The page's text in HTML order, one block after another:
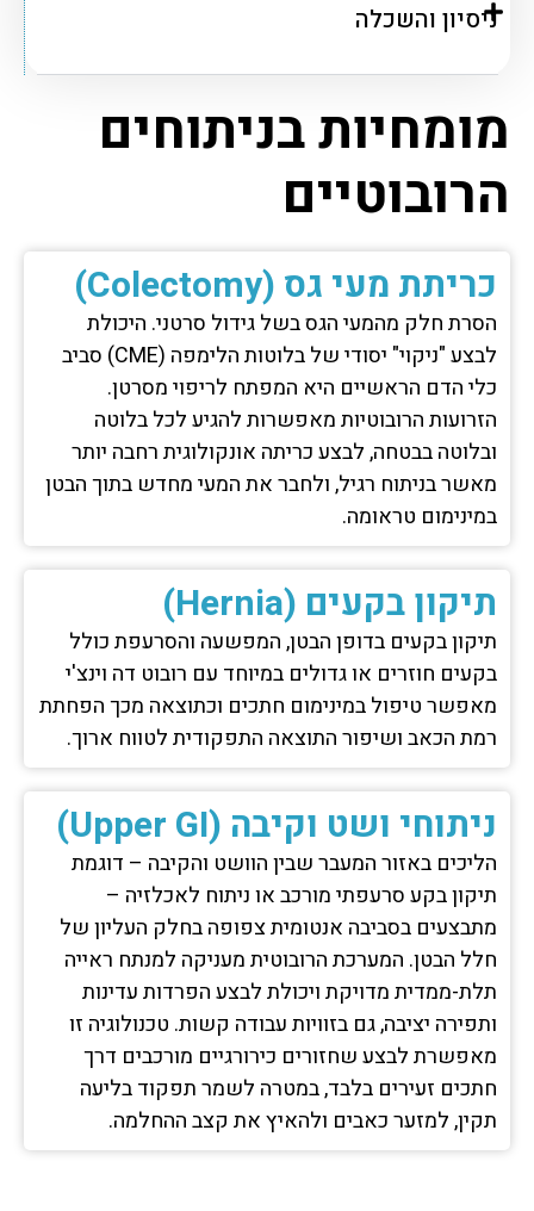
ניסיון והשכלה
מומחיות בניתוחים
הרובוטיים
כריתת מעי גס (Colectomy)
הסרת חלק מהמעי הגס בשל גידול סרטני. היכולת
לבצע "ניקוי" יסודי של בלוטות הלימפה (CME) סביב
כלי הדם הראשיים היא המפתח לריפוי מסרטן.
הזרועות הרובוטיות מאפשרות להגיע לכל בלוטה
ובלוטה בבטחה, לבצע כריתה אונקולוגית רחבה יותר
מאשר בניתוח רגיל, ולחבר את המעי מחדש בתוך הבטן
במינימום טראומה.
תיקון בקעים (Hernia)
תיקון בקעים בדופן הבטן, המפשעה והסרעפת כולל
בקעים חוזרים או גדולים במיוחד עם רובוט דה וינצ'י
מאפשר טיפול במינימום חתכים וכתוצאה מכך הפחתת
רמת הכאב ושיפור התוצאה התפקודית לטווח ארוך.
ניתוחי ושט וקיבה (Upper GI)
הליכים באזור המעבר שבין הוושט והקיבה – דוגמת
תיקון בקע סרעפתי מורכב או ניתוח לאכלזיה –
מתבצעים בסביבה אנטומית צפופה בחלק העליון של
חלל הבטן. המערכת הרובוטית מעניקה למנתח ראייה
תלת-ממדית מדויקת ויכולת לבצע הפרדות עדינות
ותפירה יציבה, גם בזוויות עבודה קשות. טכנולוגיה זו
מאפשרת לבצע שחזורים כירורגיים מורכבים דרך
חתכים זעירים בלבד, במטרה לשמר תפקוד בליעה
תקין, למזער כאבים ולהאיץ את קצב ההחלמה.